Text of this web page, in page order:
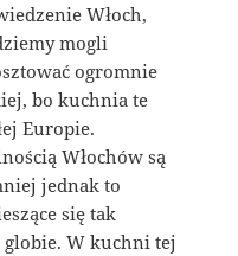
Włoch,
mogli
ogromnie
bo kuchnia te
Europie.
Włochów są
jednak to
się tak
globie. W kuchni tej